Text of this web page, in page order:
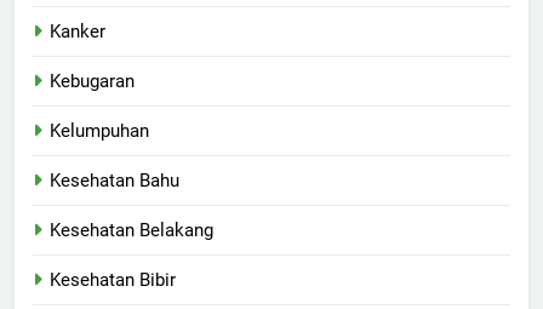
Kanker
Kebugaran
Kelumpuhan
Kesehatan Bahu
Kesehatan Belakang
Kesehatan Bibir